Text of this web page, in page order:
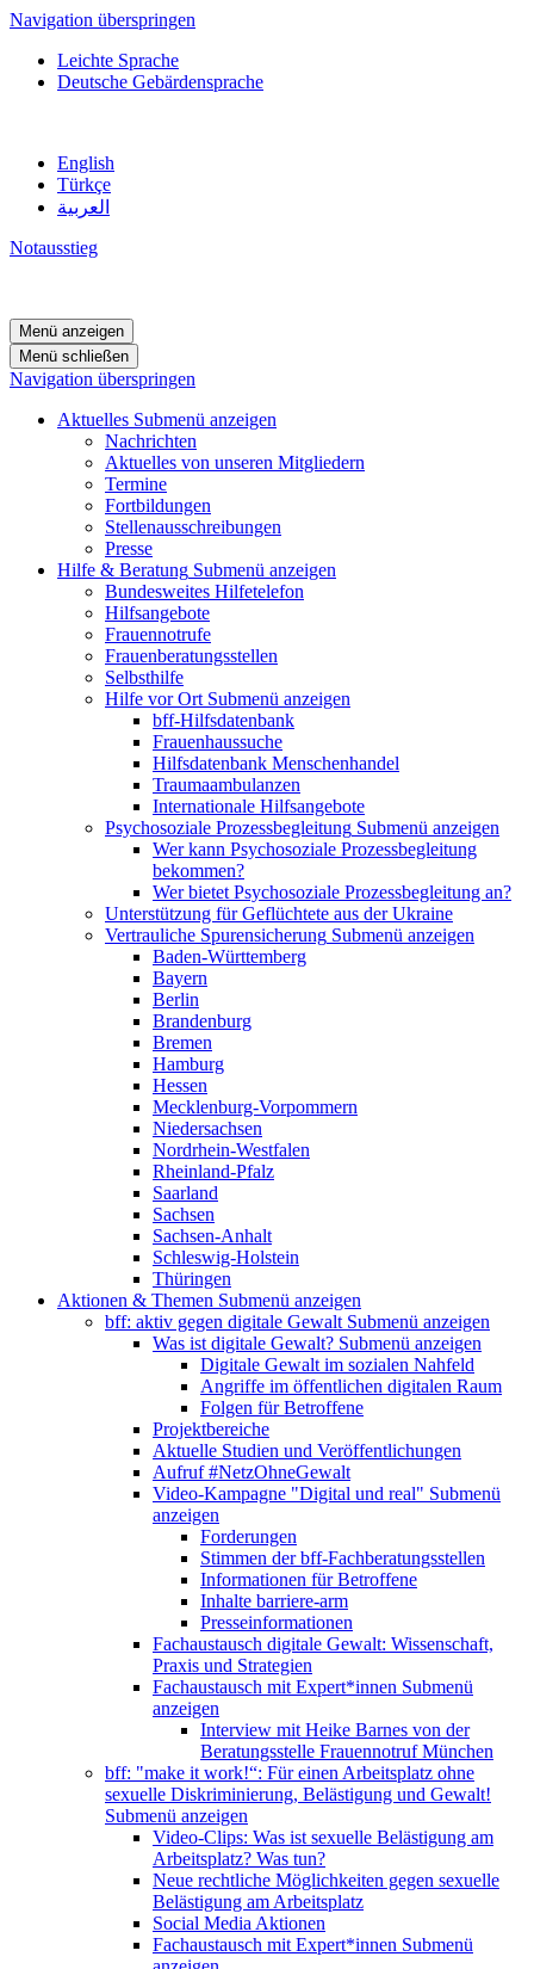
Navigation überspringen
Leichte Sprache
Deutsche Gebärdensprache
English
Türkçe
العربية
Notausstieg
Menü anzeigen
Menü schließen
Navigation überspringen
Aktuelles Submenü anzeigen
Nachrichten
Aktuelles von unseren Mitgliedern
Termine
Fortbildungen
Stellenausschreibungen
Presse
Hilfe & Beratung Submenü anzeigen
Bundesweites Hilfetelefon
Hilfsangebote
Frauennotrufe
Frauenberatungsstellen
Selbsthilfe
Hilfe vor Ort Submenü anzeigen
bff-Hilfsdatenbank
Frauenhaussuche
Hilfsdatenbank Menschenhandel
Traumaambulanzen
Internationale Hilfsangebote
Psychosoziale Prozessbegleitung Submenü anzeigen
Wer kann Psychosoziale Prozessbegleitung
bekommen?
Wer bietet Psychosoziale Prozessbegleitung an?
Unterstützung für Geflüchtete aus der Ukraine
Vertrauliche Spurensicherung Submenü anzeigen
Baden-Württemberg
Bayern
Berlin
Brandenburg
Bremen
Hamburg
Hessen
Mecklenburg-Vorpommern
Niedersachsen
Nordrhein-Westfalen
Rheinland-Pfalz
Saarland
Sachsen
Sachsen-Anhalt
Schleswig-Holstein
Thüringen
Aktionen & Themen Submenü anzeigen
bff: aktiv gegen digitale Gewalt Submenü anzeigen
Was ist digitale Gewalt? Submenü anzeigen
Digitale Gewalt im sozialen Nahfeld
Angriffe im öffentlichen digitalen Raum
Folgen für Betroffene
Projektbereiche
Aktuelle Studien und Veröffentlichungen
Aufruf #NetzOhneGewalt
Video-Kampagne "Digital und real" Submenü
anzeigen
Forderungen
Stimmen der bff-Fachberatungsstellen
Informationen für Betroffene
Inhalte barriere-arm
Presseinformationen
Fachaustausch digitale Gewalt: Wissenschaft,
Praxis und Strategien
Fachaustausch mit Expert*innen Submenü
anzeigen
Interview mit Heike Barnes von der
Beratungsstelle Frauennotruf München
bff: "make it work!“: Für einen Arbeitsplatz ohne
sexuelle Diskriminierung, Belästigung und Gewalt!
Submenü anzeigen
Video-Clips: Was ist sexuelle Belästigung am
Arbeitsplatz? Was tun?
Neue rechtliche Möglichkeiten gegen sexuelle
Belästigung am Arbeitsplatz
Social Media Aktionen
Fachaustausch mit Expert*innen Submenü